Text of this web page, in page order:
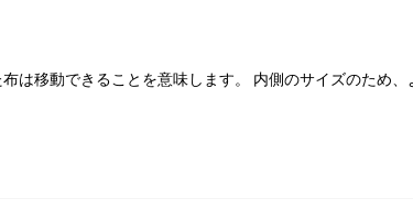
は移動できることを意味します。 内側のサイズのため